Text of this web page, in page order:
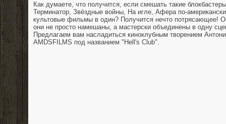
Как думаете, что получится, если смешать такие
Терминатор, Звёздные войны, На игле, Афера по-
культовые фильмы в один? Получится нечто потрясающее!
они не просто намешаны, а мастерски объединены в одну
Предлагаем вам насладиться киноклубным творением
AMDSFILMS под названием "Hell's Club".